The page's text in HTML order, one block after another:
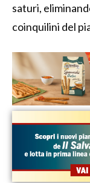
saturi,
coinquilini del